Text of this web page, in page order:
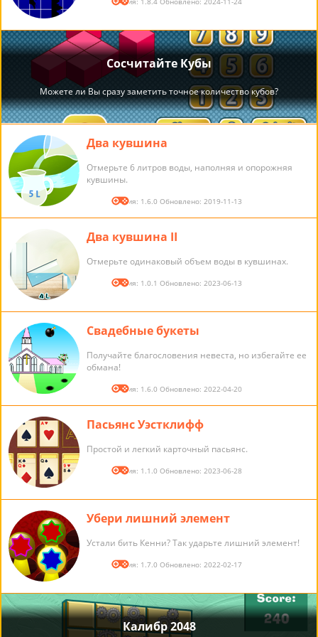
Два кувшина
Отмерьте 6 литров воды, наполняя и опорожняя
кувшины.
Версия: 1.6.0 Обновлено: 2019-11-13
Два кувшина II
Отмерьте одинаковый объем воды в кувшинах.
Версия: 1.0.1 Обновлено: 2023-06-13
Свадебные букеты
Получайте благословения невеста, но избегайте ее
обмана!
Версия: 1.6.0 Обновлено: 2022-04-20
Пасьянс Уэстклифф
Простой и легкий карточный пасьянс.
Версия: 1.1.0 Обновлено: 2023-06-28
Убери лишний элемент
Устали бить Кенни? Так ударьте лишний элемент!
Версия: 1.7.0 Обновлено: 2022-02-17